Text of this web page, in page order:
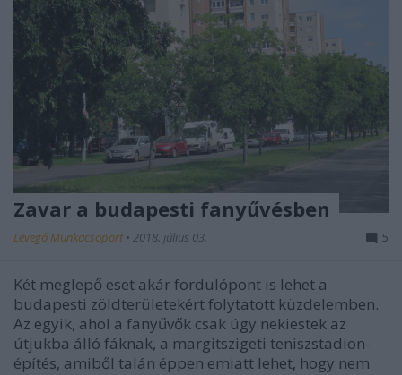
Zavar a budapesti fanyűvésben
Levegő Munkacsoport • 2018. július 03. 5
Két meglepő eset akár fordulópont is lehet a
budapesti zöldterületekért folytatott küzdelemben.
Az egyik, ahol a fanyűvők csak úgy nekiestek az
útjukba álló fáknak, a margitszigeti teniszstadion-
építés, amiből talán éppen emiatt lehet, hogy nem